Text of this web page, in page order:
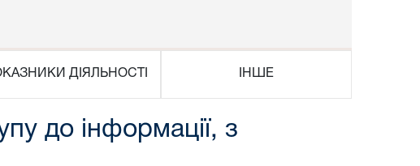
ДІЯЛЬНОСТІ ІНШЕ
до інформації, з